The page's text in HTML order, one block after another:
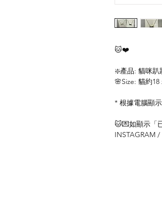
🐱❤️
❇️產品: 貓咪趴
🌸Size: 貓約
* 根據電腦顯
🐱💌如顯示「
INSTAGRAM /